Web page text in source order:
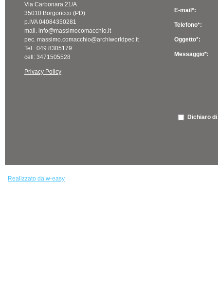
Via Carbonara 21/A
35010 Borgoricco (PD)
p.IVA 04084350281
mail. info@massimocomacchio.it
pec. massimo.comacchio@archiworldpec.it
Tel. 049 8305179
cell: 3471505528
Privacy Policy
E-mail*:
Telefono*:
Oggetto*:
Messaggio*:
Dichiaro
Realizzato da w-easy